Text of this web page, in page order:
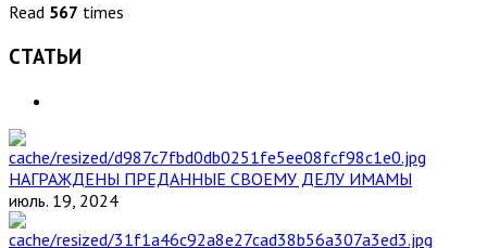
Read 567 times
СТАТЬИ
НАГРАЖДЕНЫ ПРЕДАННЫЕ СВОЕМУ ДЕЛУ ИМАМЫ
июль. 19, 2024